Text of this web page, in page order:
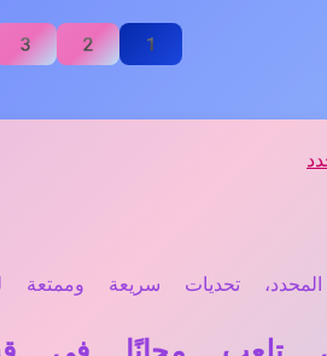
1
2
3
تحديات سريعة وممتعة